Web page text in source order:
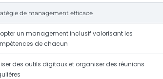
de management efficace
un management inclusif valorisant les
de chacun
des outils digitaux et organiser des réunions